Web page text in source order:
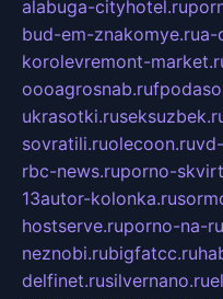
alabuga-cityhotel.ru
bud-em-znakomye.rua-
korolevremont-
oooagrosnab.ru
ukrasotki.ru
sovratili.ruolecoon.ru
rbc-news.ruporno-
13autor-kolonka.ru
hostserve.ruporno-na-
neznobi.rubigfatcc.ru
delfinet.rusilvernano.ru